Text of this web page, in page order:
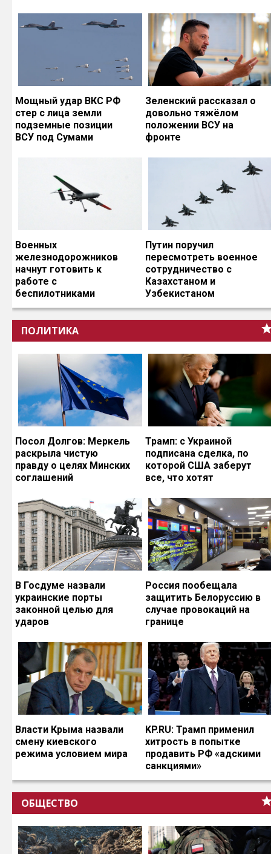
Мощный удар ВКС РФ
стер с лица земли
подземные позиции
ВСУ под Сумами
Зеленский рассказал о
довольно тяжёлом
положении ВСУ на
фронте
Военных
железнодорожников
начнут готовить к
работе с
беспилотниками
Путин поручил
пересмотреть военное
сотрудничество с
Казахстаном и
Узбекистаном
ПОЛИТИКА
Посол Долгов: Меркель
раскрыла чистую
правду о целях Минских
соглашений
Трамп: с Украиной
подписана сделка, по
которой США заберут
все, что хотят
В Госдуме назвали
украинские порты
законной целью для
ударов
Россия пообещала
защитить Белоруссию в
случае провокаций на
границе
Власти Крыма назвали
смену киевского
режима условием мира
KP.RU: Трамп применил
хитрость в попытке
продавить РФ «адскими
санкциями»
ОБЩЕСТВО